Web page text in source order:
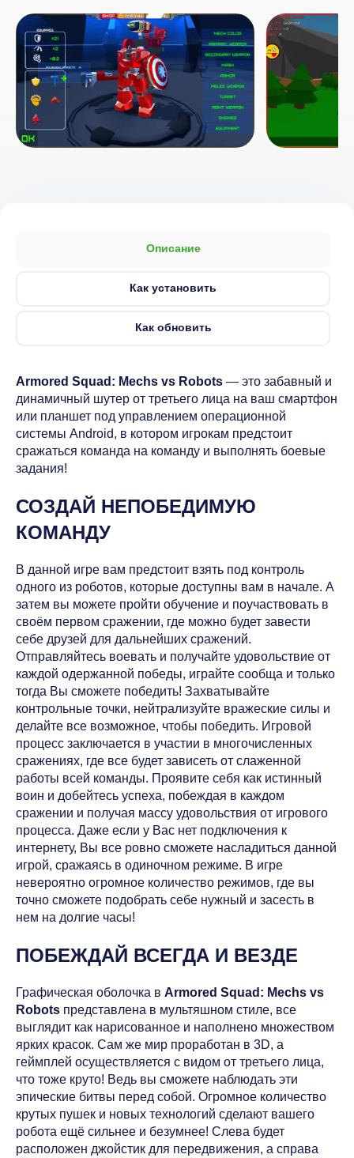
Описание
Как установить
Как обновить
Armored Squad: Mechs vs Robots — это забавный и
динамичный шутер от третьего лица на ваш смартфон
или планшет под управлением операционной
системы Android, в котором игрокам предстоит
сражаться команда на команду и выполнять боевые
задания!
СОЗДАЙ НЕПОБЕДИМУЮ
КОМАНДУ
В данной игре вам предстоит взять под контроль
одного из роботов, которые доступны вам в начале. А
затем вы можете пройти обучение и поучаствовать в
своём первом сражении, где можно будет завести
себе друзей для дальнейших сражений.
Отправляйтесь воевать и получайте удовольствие от
каждой одержанной победы, играйте сообща и только
тогда Вы сможете победить! Захватывайте
контрольные точки, нейтрализуйте вражеские силы и
делайте все возможное, чтобы победить. Игровой
процесс заключается в участии в многочисленных
сражениях, где все будет зависеть от слаженной
работы всей команды. Проявите себя как истинный
воин и добейтесь успеха, побеждая в каждом
сражении и получая массу удовольствия от игрового
процесса. Даже если у Вас нет подключения к
интернету, Вы все ровно сможете насладиться данной
игрой, сражаясь в одиночном режиме. В игре
невероятно огромное количество режимов, где вы
точно сможете подобрать себе нужный и засесть в
нем на долгие часы!
ПОБЕЖДАЙ ВСЕГДА И ВЕЗДЕ
Графическая оболочка в Armored Squad: Mechs vs
Robots представлена в мультяшном стиле, все
выглядит как нарисованное и наполнено множеством
ярких красок. Сам же мир проработан в 3D, а
геймплей осуществляется с видом от третьего лица,
что тоже круто! Ведь вы сможете наблюдать эти
эпические битвы перед собой. Огромное количество
крутых пушек и новых технологий сделают вашего
робота ещё сильнее и безумнее! Слева будет
расположен джойстик для передвижения, а справа